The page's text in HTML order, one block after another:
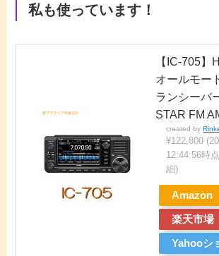
私も使っています！
【IC-705
オールモー
ランシーバ
STAR FM
created by
¥122,800
12:44:56時
細)
Amazon
楽天市場
Yahooシ